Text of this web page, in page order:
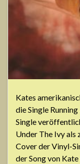
Kates
die Single
Single
Under The Ivy als
Cover der Vinyl-
der Song von